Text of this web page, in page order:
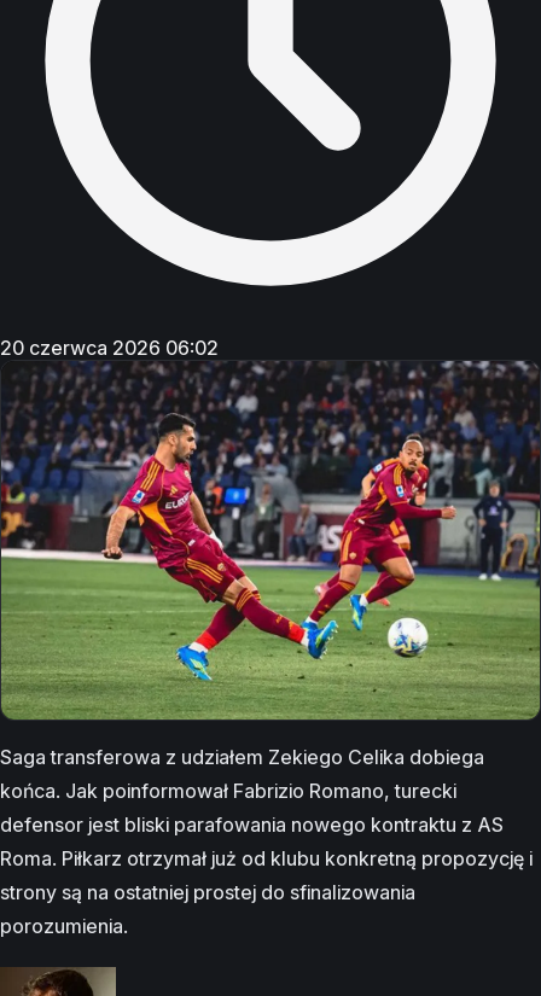
20 czerwca 2026 06:02
Saga transferowa z udziałem Zekiego Celika dobiega
końca. Jak poinformował Fabrizio Romano, turecki
defensor jest bliski parafowania nowego kontraktu z AS
Roma. Piłkarz otrzymał już od klubu konkretną propozycję i
strony są na ostatniej prostej do sfinalizowania
porozumienia.